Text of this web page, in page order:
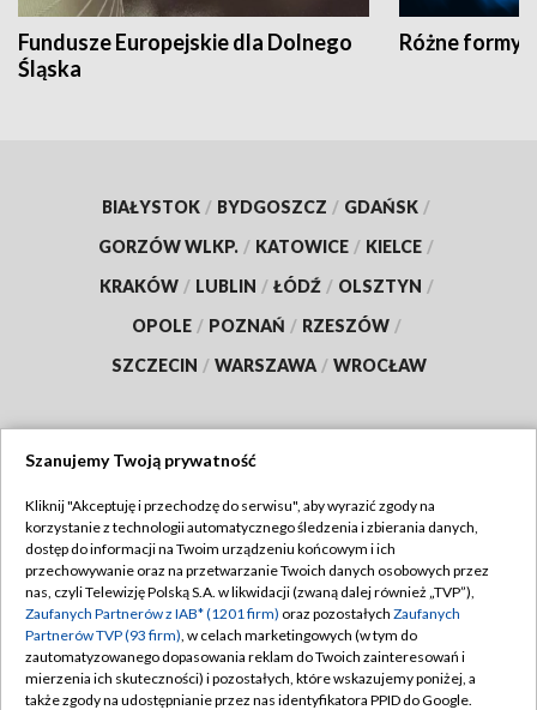
Fundusze Europejskie dla Dolnego
Śląska
Różne formy
BIAŁYSTOK / BYDGOSZCZ / GDAŃSK /
GORZÓW WLKP. / KATOWICE / KIELCE /
KRAKÓW / LUBLIN / ŁÓDŹ / OLSZTYN /
OPOLE / POZNAŃ / RZESZÓW /
SZCZECIN / WARSZAWA / WROCŁAW
TVP
Abonament TVP
Emisja w TVP
Centrum informacji TVP
Naziemna Telewizja Cyfrowa
Regulamin TVP
Polityka prywatności
Moje zgody
Pomoc
Szanujemy Twoją prywatność
Kliknij "Akceptuję i przechodzę do serwisu", aby wyrazić zgody na
korzystanie z technologii automatycznego śledzenia i zbierania danych,
dostęp do informacji na Twoim urządzeniu końcowym i ich
przechowywanie oraz na przetwarzanie Twoich danych osobowych przez
nas, czyli Telewizję Polską S.A. w likwidacji (zwaną dalej również „TVP”),
Zaufanych Partnerów z IAB* (1201 firm) oraz pozostałych Zaufanych
Partnerów TVP (93 firm), w celach marketingowych (w tym do
zautomatyzowanego dopasowania reklam do Twoich zainteresowań i
mierzenia ich skuteczności) i pozostałych, które wskazujemy poniżej, a
także zgody na udostępnianie przez nas identyfikatora PPID do Google.